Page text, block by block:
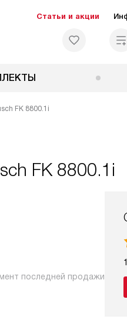
Статьи и акции
FK 8800.1i
FK 8800.1i
последней продажи